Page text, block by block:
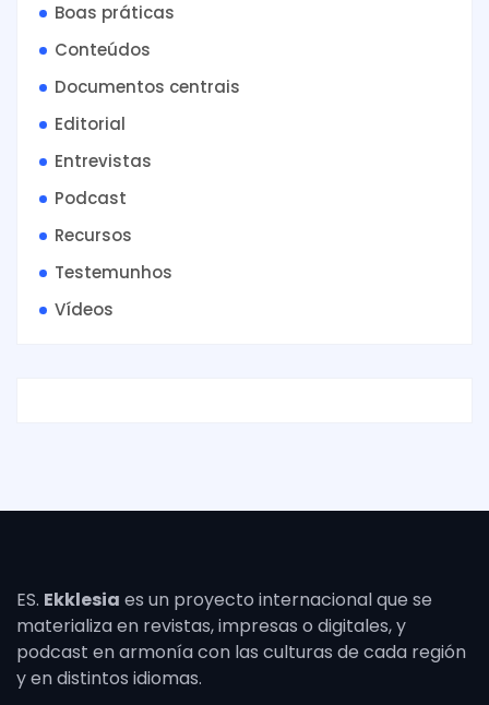
Boas práticas
Conteúdos
Documentos centrais
Editorial
Entrevistas
Podcast
Recursos
Testemunhos
Vídeos
ES. Ekklesia es un proyecto internacional que se
materializa en revistas, impresas o digitales, y
podcast en armonía con las culturas de cada región
y en distintos idiomas.